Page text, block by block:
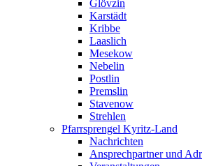
Glövzin
Karstädt
Kribbe
Laaslich
Mesekow
Nebelin
Postlin
Premslin
Stavenow
Strehlen
Pfarrsprengel Kyritz-Land
Nachrichten
Ansprechpartner und